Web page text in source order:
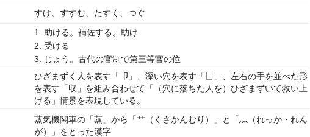
すけ、すすむ、たすく、つぐ
1. 助ける。補佐する。助け
2. 受ける
3. じょう。古代の官制で第三等官の位
ひざまずく人を表す「卩」、深い穴を表す「凵」、左右の手を並べた形
を表す「収」を組み合わせて「（穴に落ちた人を）ひざまずいて救い上
げる」情景を表現している。
蒸気機関車の「蒸」から「艹（くさかんむり）」と「灬（れっか・れん
が）」をとった漢字